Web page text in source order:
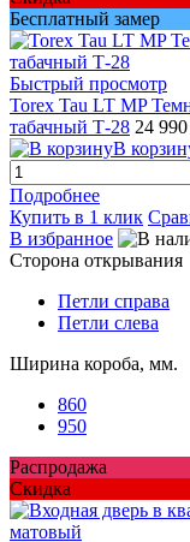
Бесплатный замер
Быстрый просмотр
Torex Tau LT MP
табачный Т-28 24
В
Подробнее
Купить в 1 клик
В избранное
Сторона открывания
Петли справа
Петли слева
Ширина короба, мм.
860
950
Распродажа
Скидка